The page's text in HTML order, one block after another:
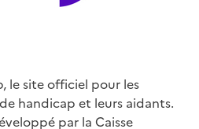
le site officiel pour les
handicap et leurs aidants.
par la Caisse